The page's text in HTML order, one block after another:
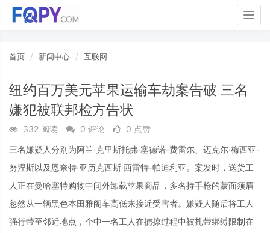
首页 新闻中心 互联网
纽约百万美元苹果运输车劫案告破 三名
嫌犯被联邦检方告状
332 阅读 0 评论
0 点赞
三名嫌疑人分别为阿兰·克里斯托弗·塞德诺-费雷尔、迈克尔·梅西亚-
努涅斯以及恩奈特·亚历克西斯·西雷特-帕迪利亚。案发时，送货工
人正在曼哈塞特购物中间外卸载苹果商品，多名持手枪的蒙面须眉
忽然从一辆黑色本田雅阁车高低来接近受害者。嫌疑人随后将工人
强行带至邻近地点，个中一名工人在掳掠过程中被扎带绑缚限制在